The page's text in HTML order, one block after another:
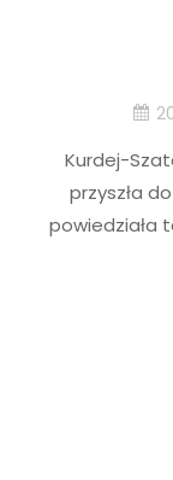
Kurdej-
przyszła
powiedziała